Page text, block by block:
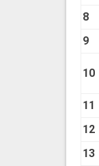
8
9
10
11
12
13